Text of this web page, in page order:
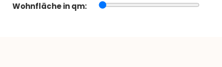
Wohnfläche in qm: